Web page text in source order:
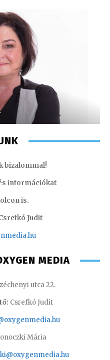
bizalommal!
információkat
is.
Judit
nmedia.hu
MEDIA
utca 22.
Csrefkó Judit
Mária